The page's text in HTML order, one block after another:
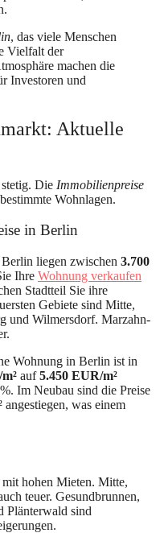
, das viele Menschen
Vielfalt der
machen die
Investoren und
Aktuelle
Die Immobilienpreise
Wohnlagen.
in Berlin
liegen zwischen 3.700
Ihre Wohnung verkaufen
Stadtteil Sie ihre
Gebiete sind Mitte,
und Wilmersdorf. Marzahn-
Wohnung in Berlin ist in
auf5.450 EUR/m²
Im Neubau sind die Preise
was einem
hohen Mieten. Mitte,
teuer. Gesundbrunnen,
Plänterwald sind